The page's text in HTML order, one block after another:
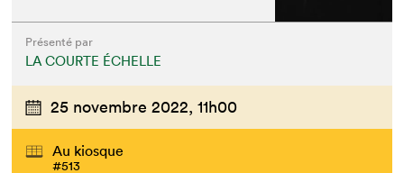
Présenté par
LA COURTE ÉCHELLE
25 novembre 2022, 11h00
Au kiosque
#513